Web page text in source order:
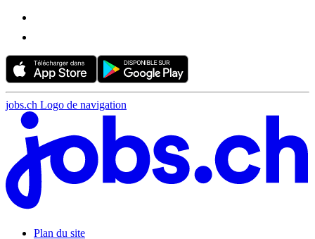
jobs.ch Logo de navigation
Plan du site